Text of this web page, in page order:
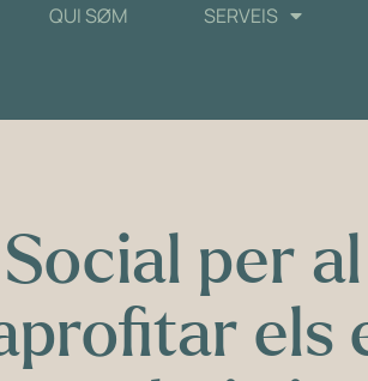
QUI SØM SERVEIS
per
els